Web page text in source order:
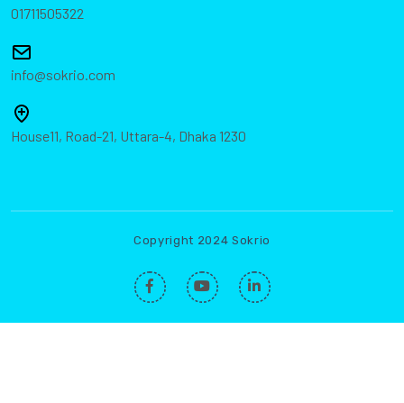
01711505322
info@sokrio.com
House11, Road-21, Uttara-4, Dhaka 1230
Copyright 2024 Sokrio